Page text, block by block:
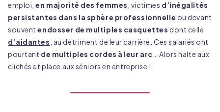
emploi,en majorité des femmes , victimes d’inégalités
persistantes dans la sphère professionnelle ou devant
souventendosser de multiples casquettes dont celle
d’aidantes , au détriment de leur carrière. Ces salariés ont
pourtant de multiples cordes à leur arc … Alors halte aux
clichés et place aux séniors en entreprise !